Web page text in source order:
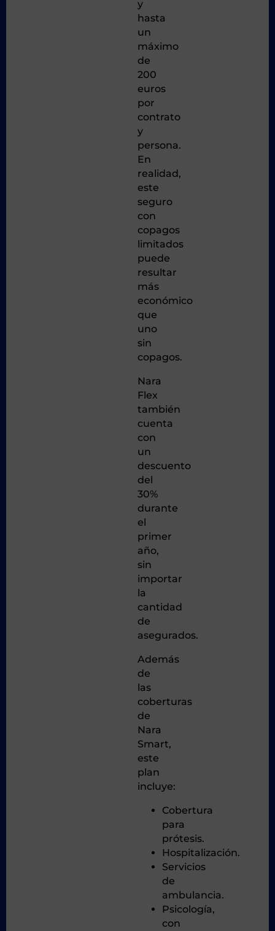
y
hasta
un
máximo
de
200
euros
por
contrato
y
persona.
En
realidad,
este
seguro
con
copagos
limitados
puede
resultar
más
económico
que
uno
sin
copagos.
Nara
Flex
también
cuenta
con
un
descuento
del
30%
durante
el
primer
año,
sin
importar
la
cantidad
de
asegurados.
Además
de
las
coberturas
de
Nara
Smart,
este
plan
incluye:
Cobertura
para
prótesis.
Hospitalización.
Servicios
de
ambulancia.
Psicología,
con